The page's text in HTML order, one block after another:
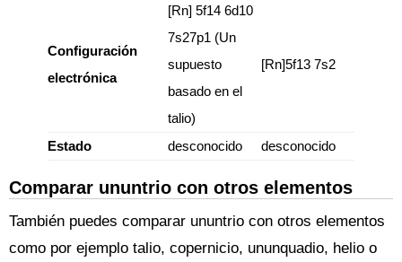
Configuración
electrónica
[Rn] 5f14 6d10
7s27p1 (Un
supuesto
basado en el
talio)
[Rn]5f13 7s2
Estado desconocido desconocido
Comparar ununtrio con otros elementos
También puedes comparar ununtrio con otros elementos
como por ejemplo talio, copernicio, ununquadio, helio o